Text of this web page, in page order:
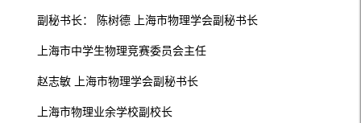
副秘书长： 陈树德 上海市物理学会副秘书长
上海市中学生物理竞赛委员会主任
赵志敏 上海市物理学会副秘书长
上海市物理业余学校副校长